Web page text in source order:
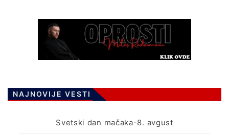
NAJNOVIJE VESTI
Svetski dan mačaka-8. avgust